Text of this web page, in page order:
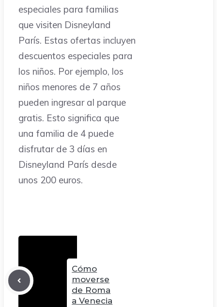
especiales para familias
que visiten Disneyland
París. Estas ofertas incluyen
descuentos especiales para
los niños. Por ejemplo, los
niños menores de 7 años
pueden ingresar al parque
gratis. Esto significa que
una familia de 4 puede
disfrutar de 3 días en
Disneyland París desde
unos 200 euros.
Cómo
moverse
de Roma
a Venecia